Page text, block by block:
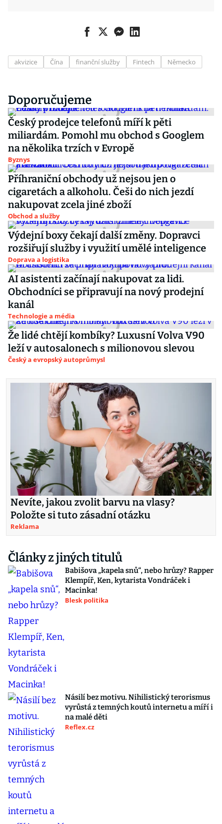
akvizice Čína finanční služby Fintech Německo
Doporučujeme
Český prodejce telefonů míří k pěti
miliardám. Pomohl mu obchod s Googlem
na několika trzích v Evropě
Byznys
Příhraniční obchody už nejsou jen o
cigaretách a alkoholu. Češi do nich jezdí
nakupovat zcela jiné zboží
Obchod a služby
Výdejní boxy čekají další změny. Dopravci
rozšiřují služby i využití umělé inteligence
Doprava a logistika
AI asistenti začínají nakupovat za lidi.
Obchodníci se připravují na nový prodejní
kanál
Technologie a média
Že lidé chtějí kombíky? Luxusní Volva V90
leží v autosalonech s milionovou slevou
Český a evropský autoprůmysl
Nevíte, jakou zvolit barvu na vlasy?
Položte si tuto zásadní otázku
Reklama
Články z jiných titulů
Babišova „kapela snů“, nebo hrůzy? Rapper
Klempíř, Ken, kytarista Vondráček i
Macinka!
Blesk politika
Násilí bez motivu. Nihilistický terorismus
vyrůstá z temných koutů internetu a míří i
na malé děti
Reflex.cz